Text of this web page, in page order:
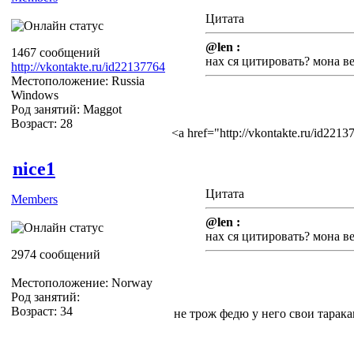
1467 сообщений
http://vkontakte.ru/id22137764
Местоположение: Russia
Windows
Род занятий: Maggot
Возраст: 28
Цитата
@len :
нах ся цитировать? мона
<a href="http://vkontakte.ru/
nice1
Members
2974 сообщений
Местоположение: Norway
Род занятий:
Возраст: 34
Цитата
@len :
нах ся цитировать? мона
не трож федю у него свои